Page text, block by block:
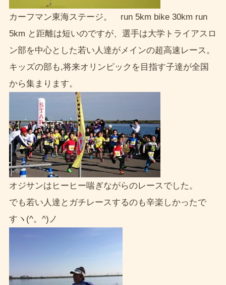
カーフマン東海ステージ。 run 5km bike 30km run
5km と距離は短いのですが、選手は大学トライアスロ
ン部を中心とした若い人達がメインの超高速レース。
キッズの部も,将来オリンピックを目指す子達が全国
から集まります。
オジサンはヒーヒー喘ぎながらのレースでした。
でも若い人達とガチレースするのも辛楽しかったで
すヽ(^。^)ノ